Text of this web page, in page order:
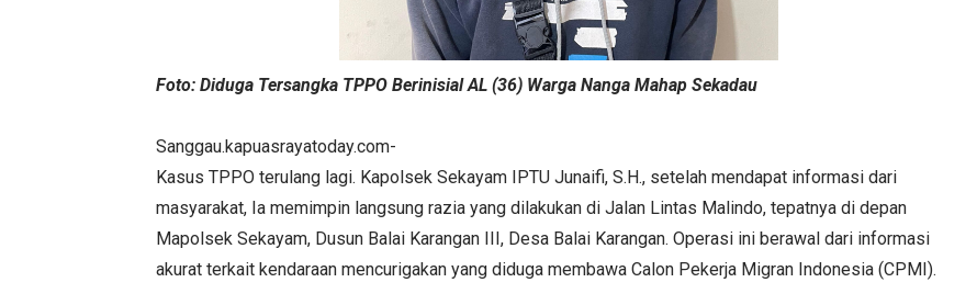
Foto: Diduga Tersangka TPPO Berinisial AL (36) Warga Nanga Mahap Sekadau
Sanggau.kapuasrayatoday.com-
Kasus TPPO terulang lagi. Kapolsek Sekayam IPTU Junaifi, S.H., setelah mendapat informasi dari
masyarakat, Ia memimpin langsung razia yang dilakukan di Jalan Lintas Malindo, tepatnya di depan
Mapolsek Sekayam, Dusun Balai Karangan III, Desa Balai Karangan. Operasi ini berawal dari informasi
akurat terkait kendaraan mencurigakan yang diduga membawa Calon Pekerja Migran Indonesia (CPMI).